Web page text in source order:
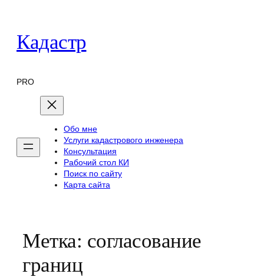
содержимому
Кадастр
PRO
Обо мне
Услуги кадастрового инженера
Консультация
Рабочий стол КИ
Поиск по сайту
Карта сайта
Метка: согласование
границ